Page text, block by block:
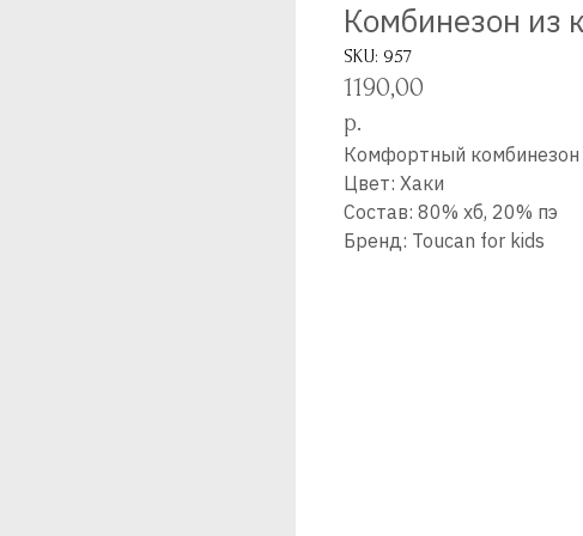
Комбинезон из
SKU: 957
1190,00
р.
Комфортный комбинезон
Цвет: Хаки
Состав: 80% хб, 20% пэ
Бренд: Toucan for kids